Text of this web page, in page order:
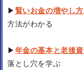
▶ 賢いお金の増やし
方法がわかる
▶ 年金の基本と老後
落とし穴を学ぶ